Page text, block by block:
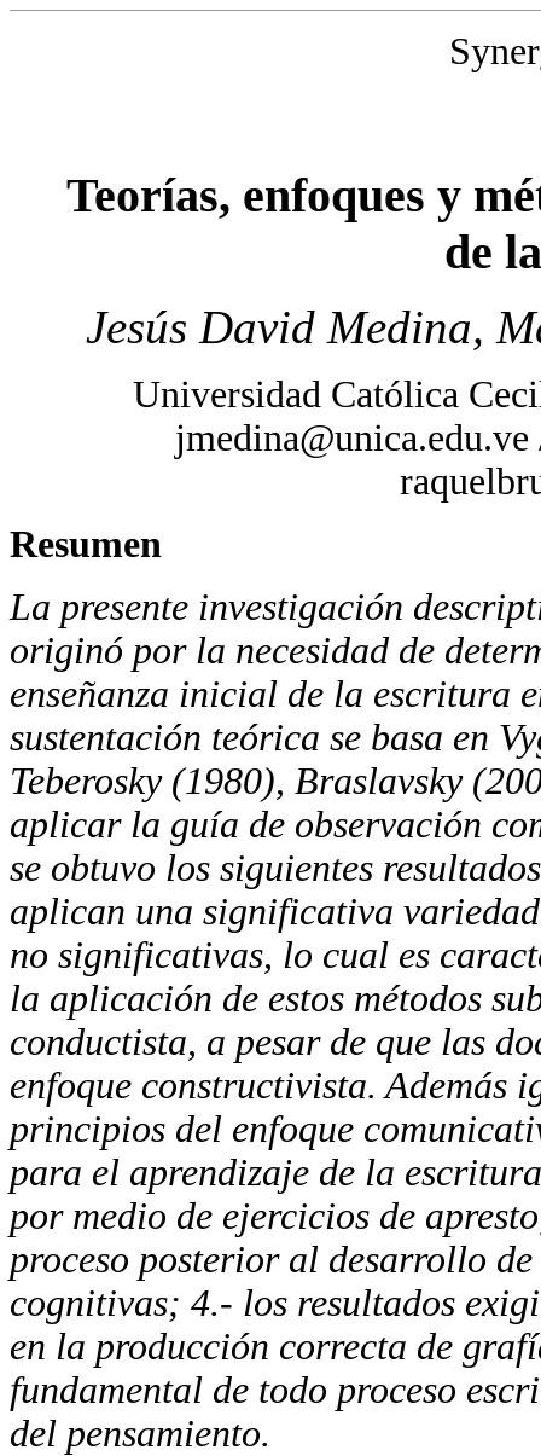
Teorías, enfoques y
de
Jesús David Medina,
Universidad Católica
Resumen
La presente investigación
originó por la necesidad de
enseñanza inicial de la escritura
sustentación teórica se basa en
Teberosky (1980), Braslavsky
aplicar la guía de observación
se obtuvo los siguientes
aplican una significativa
no significativas, lo cual es
la aplicación de estos métodos
conductista, a pesar de que las
enfoque constructivista.Además
principios del enfoque
para el aprendizaje de la
por medio de ejercicios de
proceso posterior al desarrollo
cognitivas; 4.- los resultados
en la producción correcta de
fundamental de todo proceso
del pensamiento.